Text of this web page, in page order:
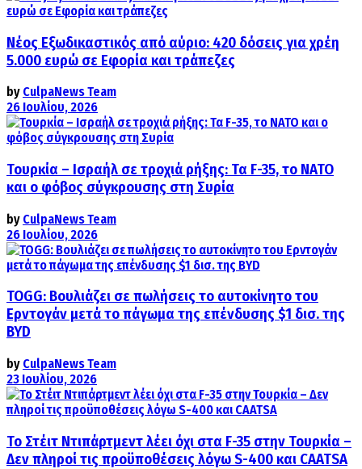
Νέος Εξωδικαστικός από αύριο: 420 δόσεις για χρέη
5.000 ευρώ σε Εφορία και τράπεζες
by CulpaNews Team
26 Ιουλίου, 2026
Τουρκία – Ισραήλ σε τροχιά ρήξης: Τα F-35, το ΝΑΤΟ
και ο φόβος σύγκρουσης στη Συρία
by CulpaNews Team
26 Ιουλίου, 2026
TOGG: Βουλιάζει σε πωλήσεις το αυτοκίνητο του
Ερντογάν μετά το πάγωμα της επένδυσης $1 δισ. της
BYD
by CulpaNews Team
23 Ιουλίου, 2026
Το Στέιτ Ντιπάρτμεντ λέει όχι στα F-35 στην Τουρκία –
Δεν πληροί τις προϋποθέσεις λόγω S-400 και CAATSA